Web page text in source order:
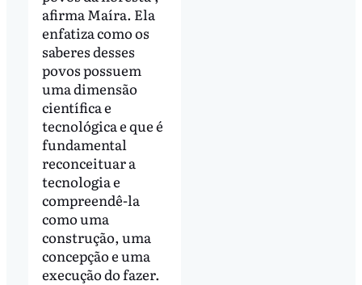
afirma Maíra. Ela
enfatiza como os
saberes desses
povos possuem
uma dimensão
científica e
tecnológica e que é
fundamental
reconceituar a
tecnologia e
compreendê-la
como uma
construção, uma
concepção e uma
execução do fazer.